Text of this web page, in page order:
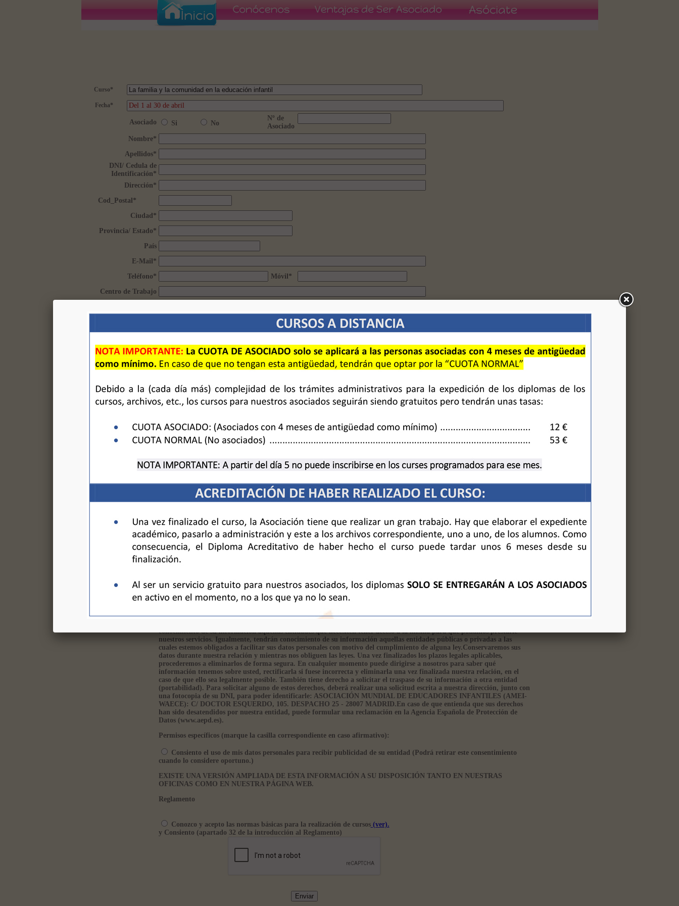
Curso*
Fecha*
Asociado Si No
Nº de
Asociado
Nombre*
Apellidos*
DNI/ Cedula de
Identificación*
Dirección*
Cod_Postal *
Ciudad *
Provincia/ Estado*
País
E-Mail *
Teléfono* Móvil *
Centro de Trabajo
El coste para la realización del curso es:
• Curso acreditado por AMEI-WAECE, socios de AMEI-WAECE tasas administrativas 12 Euros.
• Curso acreditado por AMEI-WAECE,no socios de AMEI-WAECE costo total 53 Euros.
CAIXABANK IBAN ES51 2100 3297 6113 0052 7324
Puede realizar el pago con su tarjeta VISA o por . (Pulse sobre el icono correspondiente).
Si tiene alguna duda, contacte con AMEI-WAECE por e-mailconsultas@waece.orgo por teléfono(600 010 687)
Transferencia bancaria
Ingreso en la cuenta de la asociación
Adjuntar comprobante
El envío de esta ficha NO SE PROCESARÁ si no viene acompañada del comprobante de pago correspondiente.
Sus datos personales serán usados para nuestra relación y poder prestarle nuestros servicios propios de educadores. Dichos
datos son necesarios para poder relacionarnos con usted, lo que nos permite el uso de su información personal dentro de
nuestras actividades, caso en el cual le pediremos los correspondientes consentimientos.Sólo el personal de nuestra entidad
conocimiento de su información aquellas entidades que necesiten tener acceso a la misma para que podamos prestarle
nuestros servicios. Igualmente, tendrán conocimiento de su información aquellas entidades públicas o privadas a las
cuales estemos obligados a facilitar sus datos personales con motivo del cumplimiento de alguna ley.Conservaremos sus
datos durante nuestra relación y mientras nos obliguen las leyes. Una vez finalizados los plazos legales aplicables,
procederemos a eliminarlos de forma segura. En cualquier momento puede dirigirse a nosotros para saber qué
información tenemos sobre usted, rectificarla si fuese incorrecta y eliminarla una vez finalizada nuestra relación, en el
caso de que ello sea legalmente posible. También tiene derecho a solicitar el traspaso de su información a otra entidad
(portabilidad). Para solicitar alguno de estos derechos, deberá realizar una solicitud escrita a nuestra dirección, junto con
una fotocopia de su DNI, para poder identificarle: ASOCIACIÓN MUNDIAL DE EDUCADORES INFANTILES (AMEI-
WAECE): C/ DOCTOR ESQUERDO, 105. DESPACHO 25 - 28007 MADRID.En caso de que entienda que sus derechos
han sido desatendidos por nuestra entidad, puede formular una reclamación en la Agencia Española de Protección de
Datos (www.aepd.es).
Permisos específicos (marque la casilla correspondiente en caso afirmativo):
Consiento el uso de mis datos personales para recibir publicidad de su entidad (Podrá retirar este consentimiento
cuando lo considere oportuno.)
EXISTE UNA VERSIÓN AMPLIADA DE ESTA INFORMACIÓN A SU DISPOSICIÓN TANTO EN NUESTRAS
OFICINAS COMO EN NUESTRA PÁGINA WEB.
Reglamento
Conozco y acepto las normas básicas para la realización de cursos(ver).
y Consiento (apartado 32 de la introducción al Reglamento)